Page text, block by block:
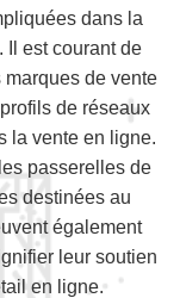
dans la
Il est courant de
de vente
de réseaux
la vente en ligne.
passerelles de
destinées au
également
leur soutien
en ligne.